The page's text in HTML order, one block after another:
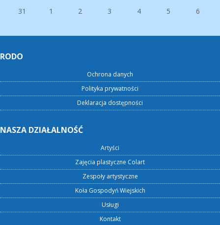
31
1 2 3 4 5 6
RODO
Ochrona danych
Polityka prywatności
Deklaracja dostępności
NASZA DZIAŁALNOŚĆ
Artyści
Zajęcia plastyczne Colart
Zespoły artystyczne
Koła Gospodyń Wiejskich
Usługi
Kontakt